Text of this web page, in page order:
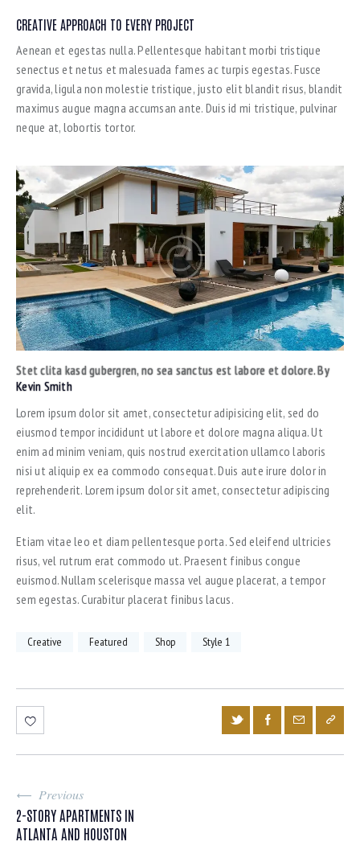
CREATIVE APPROACH TO EVERY PROJECT
Aenean et egestas nulla. Pellentesque habitant morbi tristique
senectus et netus et malesuada fames ac turpis egestas. Fusce
gravida, ligula non molestie tristique, justo elit blandit risus, blandit
maximus augue magna accumsan ante. Duis id mi tristique, pulvinar
neque at, lobortis tortor.
Stet clita kasd gubergren, no sea sanctus est labore et dolore. By
Kevin Smith
Lorem ipsum dolor sit amet, consectetur adipisicing elit, sed do
eiusmod tempor incididunt ut labore et dolore magna aliqua. Ut
enim ad minim veniam, quis nostrud exercitation ullamco laboris
nisi ut aliquip ex ea commodo consequat. Duis aute irure dolor in
reprehenderit. Lorem ipsum dolor sit amet, consectetur adipiscing
elit.
Etiam vitae leo et diam pellentesque porta. Sed eleifend ultricies
risus, vel rutrum erat commodo ut. Praesent finibus congue
euismod. Nullam scelerisque massa vel augue placerat, a tempor
sem egestas. Curabitur placerat finibus lacus.
Creative Featured Shop Style 1
Previous
2-STORY APARTMENTS IN
ATLANTA AND HOUSTON